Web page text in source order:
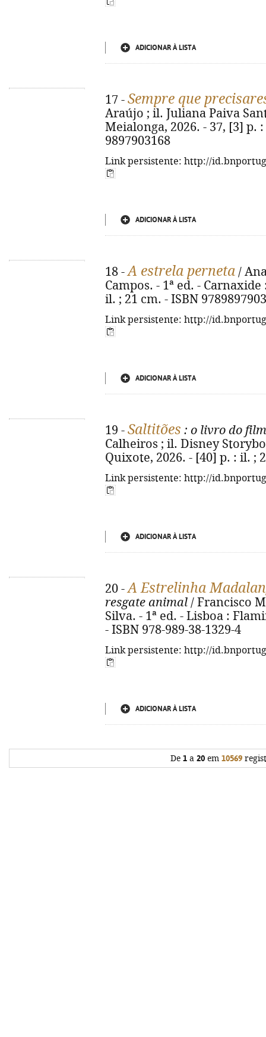
ADICIONAR À LISTA
17 - Sempre que
Araújo ; il. Juliana Paiva
Meialonga, 2026. - 37, [3] p.
9897903168
Link persistente: http://
ADICIONAR À LISTA
18 -A estrela perneta /
Campos. - 1ª ed. -
il. ; 21 cm. - ISBN
Link persistente: http://
ADICIONAR À LISTA
19 - Saltitões : o livro do
Calheiros ; il. Disney
Quixote, 2026. - [40] p. : il. ;
Link persistente: http://
ADICIONAR À LISTA
20 -A Estrelinha
resgate animal / Francisco
Silva. - 1ª ed. - Lisboa :
- ISBN 978-989-38-1329-4
Link persistente: http://
ADICIONAR À LISTA
De 1 a 20 em 10569